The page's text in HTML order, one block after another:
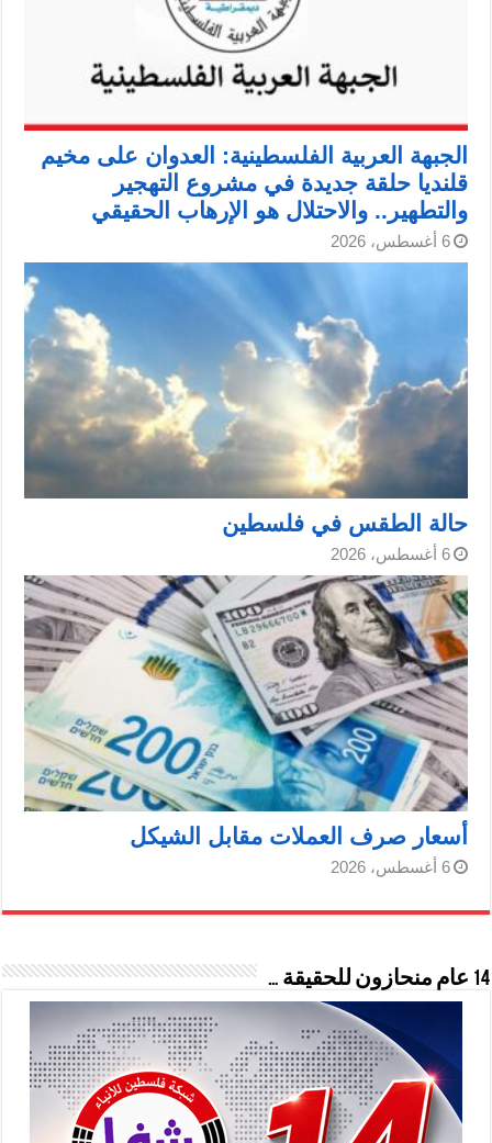
الجبهة العربية الفلسطينية: العدوان على مخيم
قلنديا حلقة جديدة في مشروع التهجير
والتطهير.. والاحتلال هو الإرهاب الحقيقي
6 أغسطس، 2026
حالة الطقس في فلسطين
6 أغسطس، 2026
أسعار صرف العملات مقابل الشيكل
6 أغسطس، 2026
14 عام منحازون للحقيقة …